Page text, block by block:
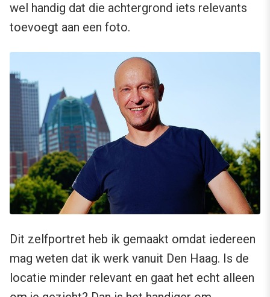
wel handig dat die achtergrond iets relevants
toevoegt aan een foto.
Dit zelfportret heb ik gemaakt omdat iedereen
mag weten dat ik werk vanuit Den Haag. Is de
locatie minder relevant en gaat het echt alleen